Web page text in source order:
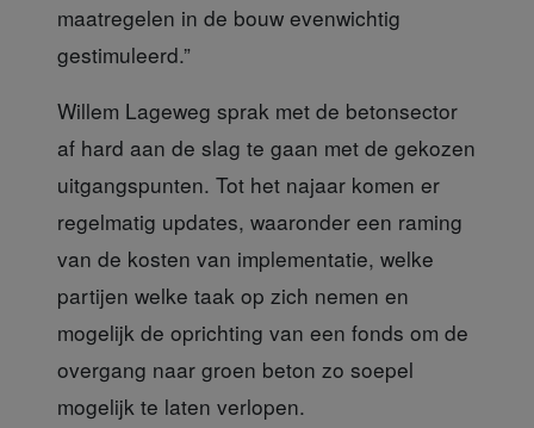
maatregelen in de bouw evenwichtig
gestimuleerd.”
Willem Lageweg sprak met de betonsector
af hard aan de slag te gaan met de gekozen
uitgangspunten. Tot het najaar komen er
regelmatig updates, waaronder een raming
van de kosten van implementatie, welke
partijen welke taak op zich nemen en
mogelijk de oprichting van een fonds om de
overgang naar groen beton zo soepel
mogelijk te laten verlopen.